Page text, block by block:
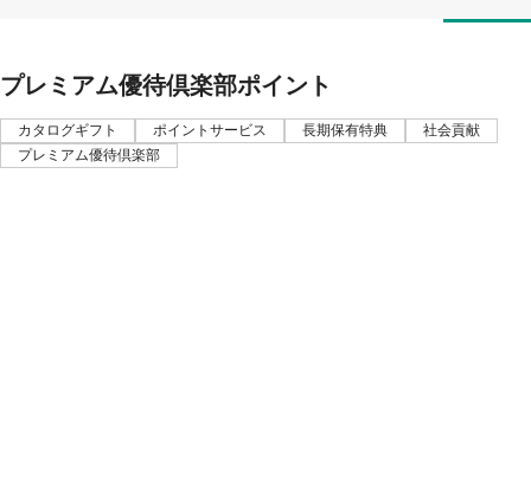
プレミアム優待倶楽部ポイント
カタログギフト ポイントサービス 長期保有特典
社会貢献
プレミアム優待倶楽部